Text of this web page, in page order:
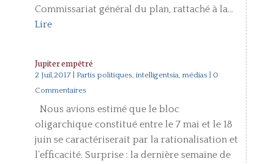
Commissariat général du plan, rattaché à la...
Lire
Jupiter empêtré
2 Juil,2017| Partis politiques, intelligentsia, médias| 0
Commentaires
Nous avions estimé que le bloc
oligarchique constitué entre le 7 mai et le 18
juin se caractériserait par la rationalisation et
l’efficacité. Surprise : la dernière semaine de